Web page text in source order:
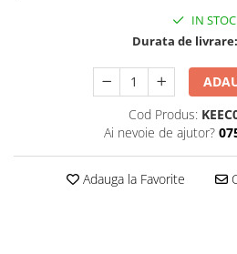
Presostate/Regulatoare de
Prelate și Folii de Protecție
Prelungitoare
Rindele electrice
IN STOC
Durata de livrare:
Cod Produs:
Ai nevoie de ajutor?
Adauga la Favorite